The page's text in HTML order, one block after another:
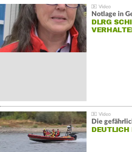
Notlage in
DLRG
Die
DEUTLICH